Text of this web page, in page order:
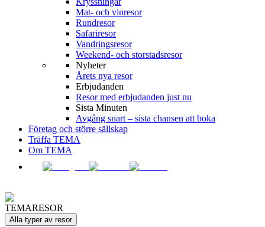
Mat- och vinresor
Rundresor
Safariresor
Vandringsresor
Weekend- och storstadsresor
Nyheter
Årets nya resor
Erbjudanden
Resor med erbjudanden just nu
Sista Minuten
Avgång snart – sista chansen att boka
Företag och större sällskap
Träffa TEMA
Om TEMA
TEMARESOR
Alla typer av resor